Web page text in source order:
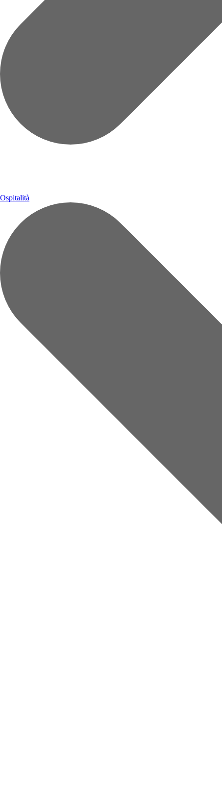
Ospitalità